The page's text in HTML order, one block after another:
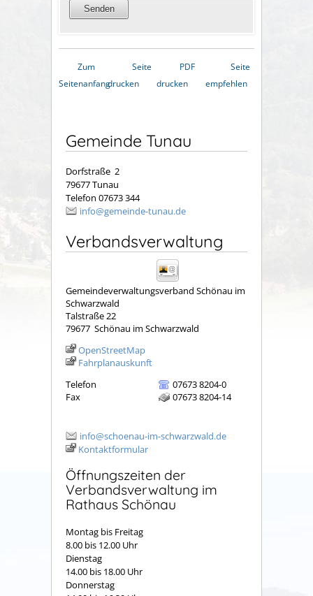
Zum
Seitenanfang
Seite
drucken
PDF
drucken
Seite
empfehlen
Gemeinde Tunau
Dorfstraße 2
79677 Tunau
Telefon 07673 344
info@gemeinde-tunau.de
Verbandsverwaltung
Gemeindeverwaltungsverband Schönau im
Schwarzwald
Talstraße 22
79677 Schönau im Schwarzwald
OpenStreetMap
Fahrplanauskunft
Telefon
07673 8204-0
Fax
07673 8204-14
info@schoenau-im-schwarzwald.de
Kontaktformular
Öffnungszeiten der
Verbandsverwaltung im
Rathaus Schönau
Montag bis Freitag
8.00 bis 12.00 Uhr
Dienstag
14.00 bis 18.00 Uhr
Donnerstag